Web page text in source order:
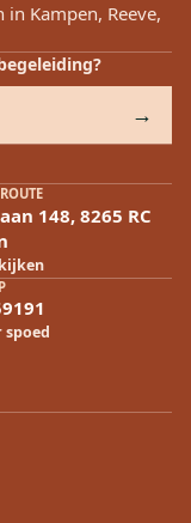
Kampen, Reeve,
148, 8265 RC
spoed